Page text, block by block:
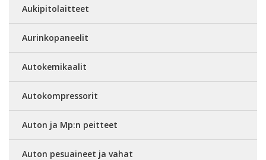
Aukipitolaitteet
Aurinkopaneelit
Autokemikaalit
Autokompressorit
Auton ja Mp:n peitteet
Auton pesuaineet ja vahat